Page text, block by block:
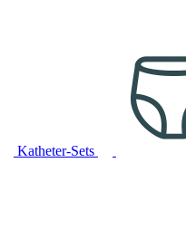
Katheter-Sets